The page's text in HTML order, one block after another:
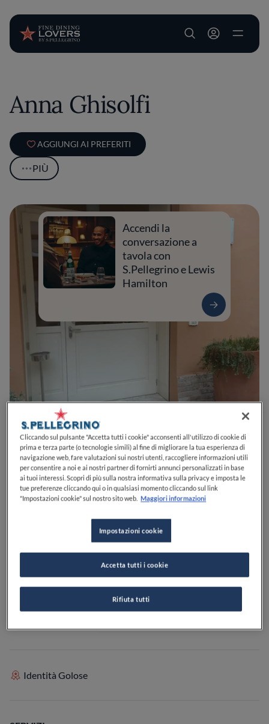
User account
Anna Ghisolfi
AGGIUNGI AI PREFERITI
PIÙ
0 0 0
Accendi la
conversazione a
tavola con
S.Pellegrino e Lewis
Hamilton
Via Giulia, 115057TortonaALItalia
Identità Golose
Cliccando sul pulsante "Accetta tutti i cookie" acconsenti all'utilizzo di cookie di
prima e terza parte (o tecnologie simili) al fine di migliorare la tua esperienza di
navigazione web, fare valutazioni sui nostri utenti, raccogliere informazioni utili
per consentire a noi e ai nostri partner di fornirti annunci personalizzati in base
ai tuoi interessi. Scopri di più sulla nostra informativa sulla privacy e imposta le
tue preferenze cliccando qui o in qualsiasi momento cliccando sul link
"Impostazioni cookie" sul nostro sito web. Maggiori informazioni
Impostazioni cookie
Rifiuta tutti
Accetta tutti i cookie